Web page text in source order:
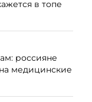
в топе
россияне
медицинские